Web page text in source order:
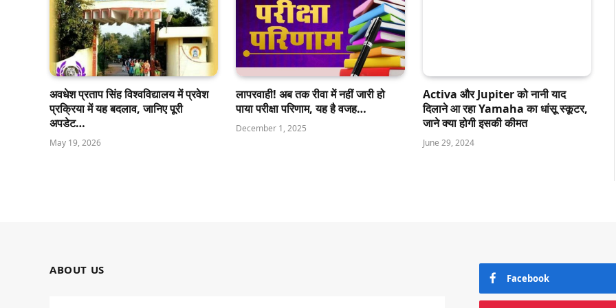
अवधेश प्रताप सिंह विश्वविद्यालय में प्रवेश
प्रक्रिया में यह बदलाव, जानिए पूरी
अपडेट…
May 19, 2026
लापरवाही! अब तक रीवा में नहीं जारी हो
पाया परीक्षा परिणाम, यह है वजह…
December 1, 2025
Activa और Jupiter को नानी याद
दिलाने आ रहा Yamaha का धांसू स्कूटर,
जाने क्या होगी इसकी कीमत
June 29, 2024
ABOUT US
Facebook